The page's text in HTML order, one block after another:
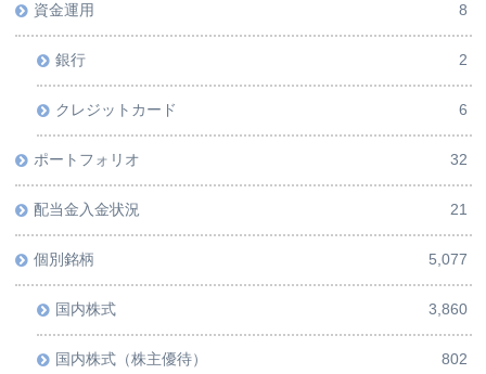
資金運用 8
銀行 2
クレジットカード 6
ポートフォリオ 32
配当金入金状況 21
個別銘柄 5,077
国内株式 3,860
国内株式（株主優待） 802